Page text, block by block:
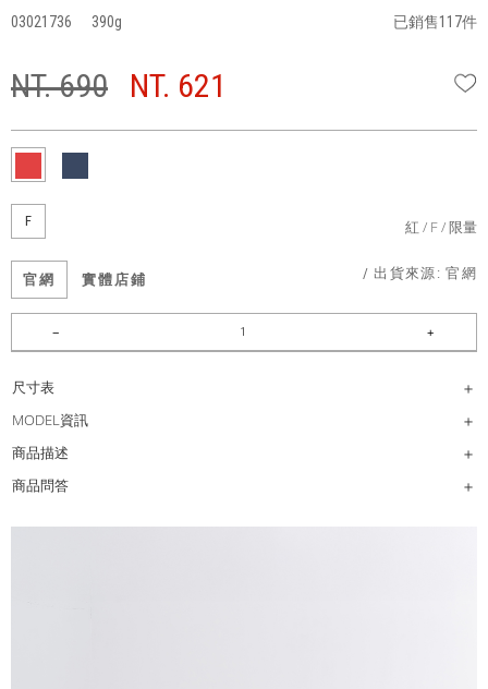
03021736 390 已銷售117件
NT. 690 NT. 621
F 紅 F 限量
官網 實體店鋪 / 出貨來源:官網
尺寸表
MODEL資訊
商品描述
商品問答